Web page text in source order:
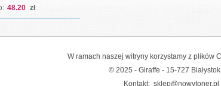
48.20 zł
W ramach naszej witryny korzystamy z plików
© 2025 - Giraffe - 15-727
Kontakt: sklep@nowytoner.pl